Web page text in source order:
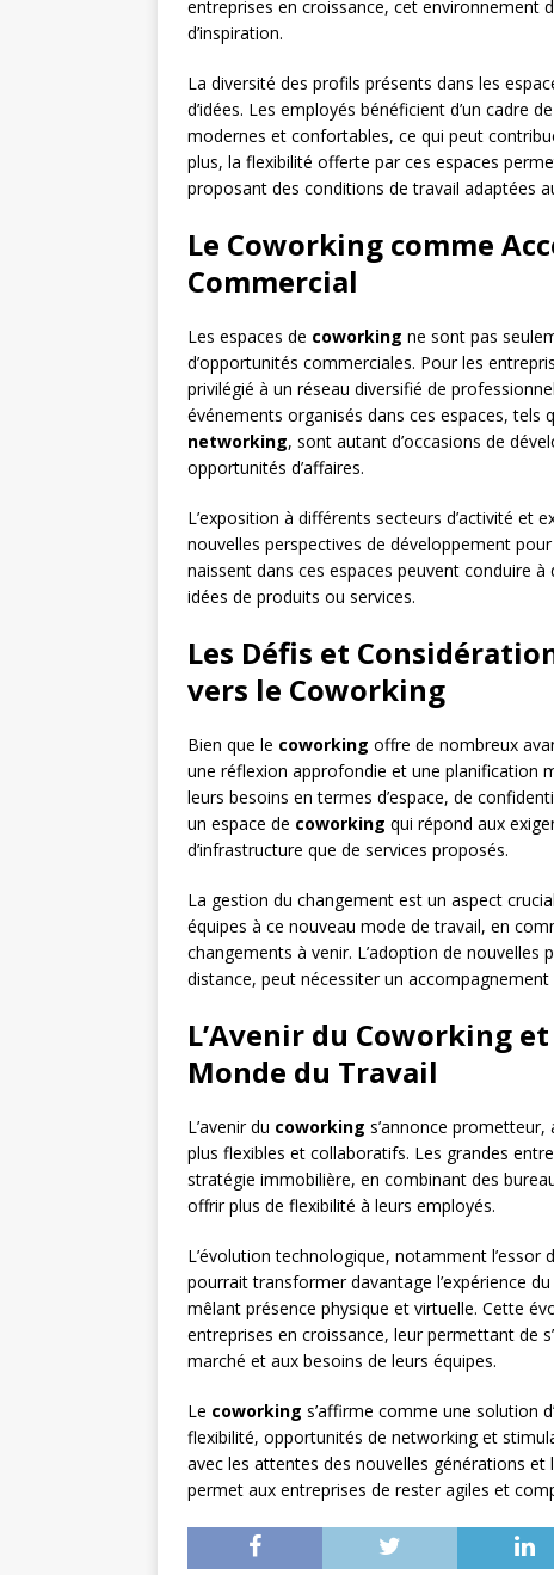
entreprises en croissance, cet environnement
d’inspiration.
La diversité des profils présents dans les
d’idées. Les employés bénéficient d’un cadre
modernes et confortables, ce qui peut
plus, la flexibilité offerte par ces espaces
proposant des conditions de travail adaptées
Le Coworking comme
Commercial
Les espaces de coworking ne sont pas
d’opportunités commerciales. Pour les
privilégié à un réseau diversifié de
événements organisés dans ces espaces, tels
networking, sont autant d’occasions de
opportunités d’affaires.
L’exposition à différents secteurs d’activité et
nouvelles perspectives de développement
naissent dans ces espaces peuvent conduire
idées de produits ou services.
Les Défis et
vers le Coworking
Bien que le coworking offre de nombreux
une réflexion approfondie et une planification
leurs besoins en termes d’espace, de
un espace de coworking qui répond aux
d’infrastructure que de services proposés.
La gestion du changement est un aspect
équipes à ce nouveau mode de travail, en
changements à venir. L’adoption de nouvelles
distance, peut nécessiter un
L’Avenir du Coworking
Monde du Travail
L’avenir du coworking s’annonce
plus flexibles et collaboratifs. Les grandes
stratégie immobilière, en combinant des
offrir plus de flexibilité à leurs employés.
L’évolution technologique, notamment l’essor
pourrait transformer davantage l’expérience du
mêlant présence physique et virtuelle. Cette
entreprises en croissance, leur permettant de
marché et aux besoins de leurs équipes.
Le coworking s’affirme comme une solution
flexibilité, opportunités de networking et
avec les attentes des nouvelles générations et
permet aux entreprises de rester agiles et